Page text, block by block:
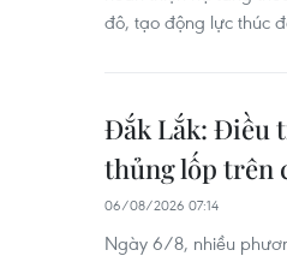
đô, tạo động lực thúc
Đắk Lắk: Điều
thủng lốp trên
06/08/2026 07:14
Ngày 6/8, nhiều